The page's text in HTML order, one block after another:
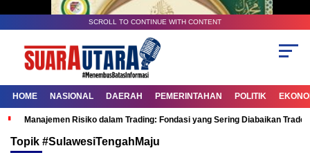
SCROLL TO CONTINUE WITH CONTENT
HOME NASIONAL DAERAH PEMERINTAHAN POLITIK
Manajemen Risiko dalam Trading: Fondasi yang Sering Diabaikan
Topik #SulawesiTengahMaju